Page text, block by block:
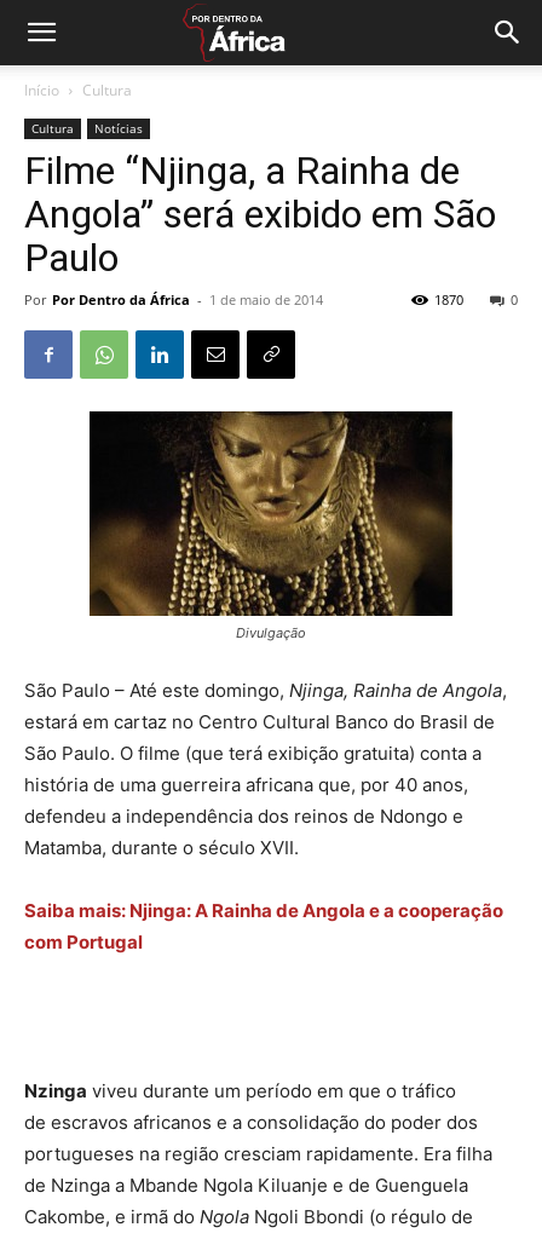
Início Cultura
Cultura Notícias
Filme “Njinga, a Rainha de
Angola” será exibido em São
Paulo
Por Por Dentro da África - 1 de maio de 2014 0
1870
Divulgação
São Paulo – Até este domingo, Njinga, Rainha de Angola,
estará em cartaz no Centro Cultural Banco do Brasil de
São Paulo. O filme (que terá exibição gratuita) conta a
história de uma guerreira africana que, por 40 anos,
defendeu a independência dos reinos de Ndongo e
Matamba, durante o século XVII.
Saiba mais: Njinga: A Rainha de Angola e a cooperação
com Portugal
Nzinga viveu durante um período em que o tráfico
de escravos africanos e a consolidação do poder dos
portugueses na região cresciam rapidamente. Era filha
de Nzinga a Mbande Ngola Kiluanje e de Guenguela
Cakombe, e irmã do Ngola Ngoli Bbondi (o régulo de